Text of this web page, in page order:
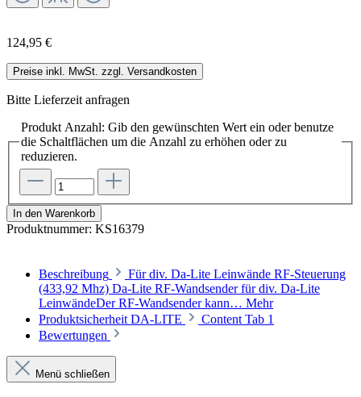
124,95 €
Preise inkl. MwSt. zzgl. Versandkosten
Bitte Lieferzeit anfragen
Produkt Anzahl: Gib den gewünschten Wert ein oder benutze
die Schaltflächen um die Anzahl zu erhöhen oder zu
reduzieren.
In den Warenkorb
Produktnummer: KS16379
Beschreibung
Für div. Da-Lite Leinwände RF-Steuerung
(433,92 Mhz) Da-Lite RF-Wandsender für div. Da-Lite
LeinwändeDer RF-Wandsender kann… Mehr
Produktsicherheit DA-LITE
Content Tab 1
Bewertungen
Menü schließen